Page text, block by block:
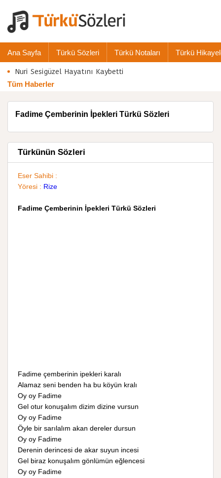
Ana Sayfa Türkü Sözleri Türkü Notaları Türkü
Nuri Sesigüzel Hayatını Kaybetti
Tüm Haberler
Fadime Çemberinin İpekleri Türkü Sözleri
Türkünün Sözleri
Eser Sahibi :
Yöresi : Rize
Fadime Çemberinin İpekleri Türkü Sözleri
Fadime çemberinin ipekleri karalı
Alamaz seni benden ha bu köyün kralı
Oy oy Fadime
Gel otur konuşalım dizim dizine vursun
Oy oy Fadime
Öyle bir sarılalım akan dereler dursun
Oy oy Fadime
Derenin derincesi de akar suyun incesi
Gel biraz konuşalım gönlümün eğlencesi
Oy oy Fadime